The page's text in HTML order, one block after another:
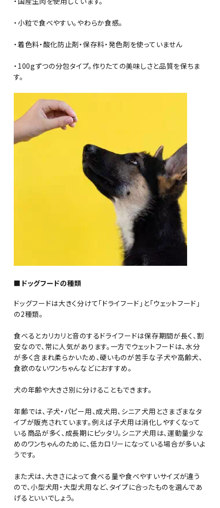
・小粒で食べやすい。やわらか食感。
・着色料・酸化防止剤・保存料・発色剤を使っていません
・100gずつの分包タイプ。作りたての美味しさと品質を保ちま
す。
■ドッグフードの種類
ドッグフードは大きく分けて「ドライフード」と「ウェットフード」
の2種類。
食べるとカリカリと音のするドライフードは保存期間が長く、割
安なので、常に人気があります。一方でウェットフードは、水分
が多く含まれ柔らかいため、硬いものが苦手な子犬や高齢犬、
食欲のないワンちゃんなどにおすすめ。
犬の年齢や大きさ別に分けることもできます。
年齢では、子犬・パピー用、成犬用、シニア犬用とさまざまなタ
イプが販売されています。例えば子犬用は消化しやすくなって
いる商品が多く、成長期にピッタリ。シニア犬用は、運動量少な
めのワンちゃんのために、低カロリーになっている場合が多いよ
うです。
また犬は、大きさによって食べる量や食べやすいサイズが違う
ので、小型犬用・大型犬用など、タイプに合ったものを選んであ
げるといいでしょう。